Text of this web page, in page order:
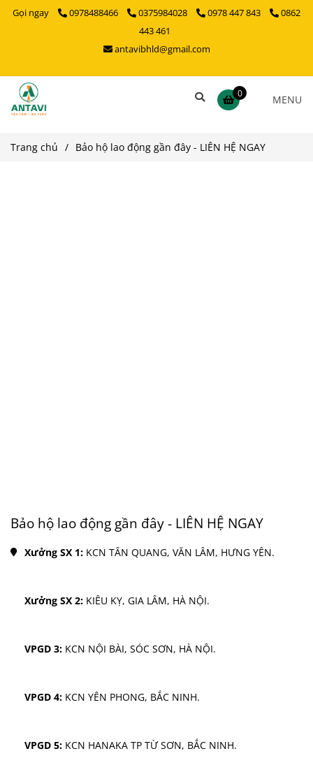
Gọi ngay 0978488466 0375984028 0978 447 843
0862
443 461
antavibhld@gmail.com
0 MENU
Trang chủ / Bảo hộ lao động gần đây - LIÊN HỆ NGAY
Bảo hộ lao động gần đây - LIÊN HỆ NGAY
Xưởng SX 1: KCN TÂN QUANG, VĂN LÂM, HƯNG YÊN.
Xưởng SX 2: KIÊU KỴ, GIA LÂM, HÀ NỘI.
VPGD 3: KCN NỘI BÀI, SÓC SƠN, HÀ NỘI.
VPGD 4: KCN YÊN PHONG, BẮC NINH.
VPGD 5: KCN HANAKA TP TỪ SƠN, BẮC NINH.